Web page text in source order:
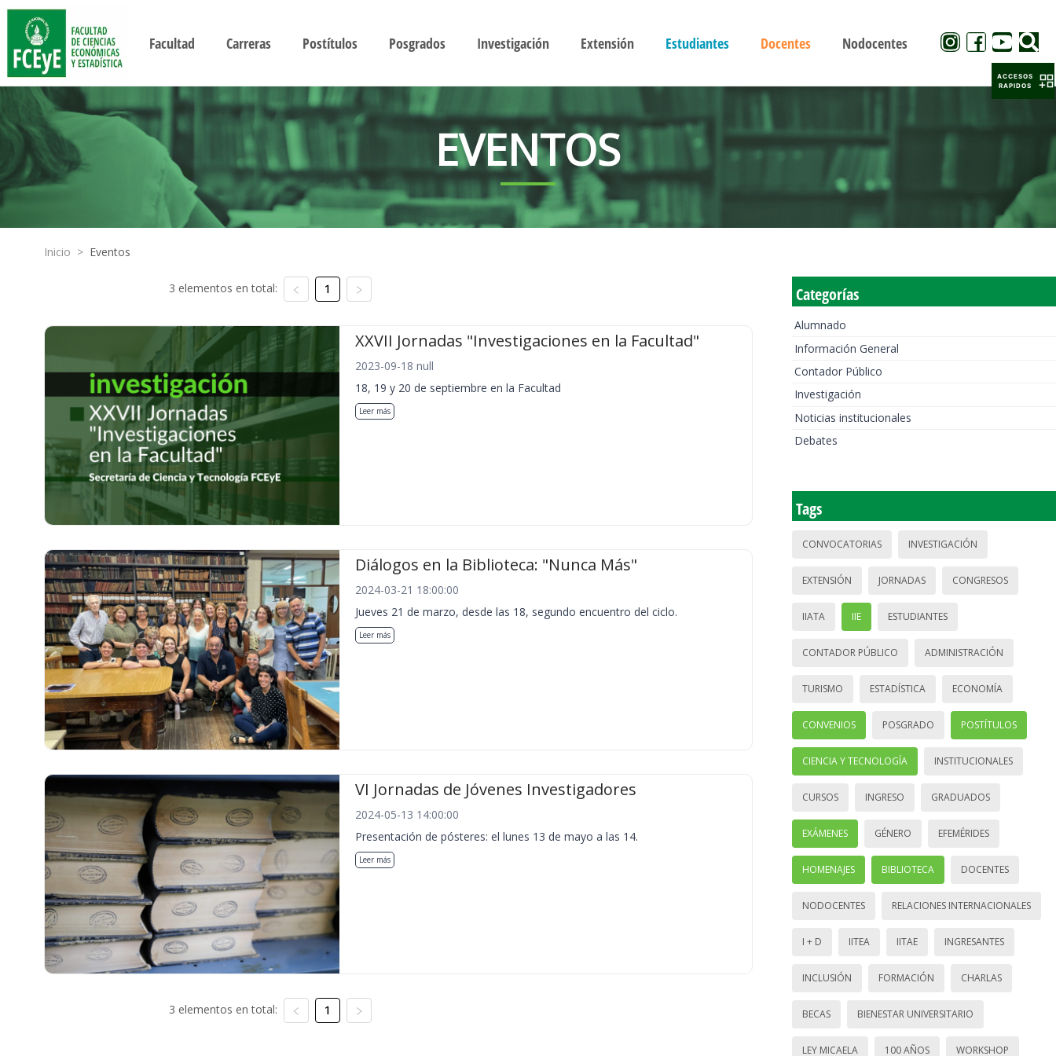
Facultad Carreras Postítulos Posgrados Investigación Extensión Estudiantes Docentes Nodocentes
EVENTOS
Inicio > Eventos
3 elementos en total: 1
XXVII Jornadas "Investigaciones en la Facultad"
2023-09-18 null
18, 19 y 20 de septiembre en la Facultad
Leer más
Diálogos en la Biblioteca: "Nunca Más"
2024-03-21 18:00:00
Jueves 21 de marzo, desde las 18, segundo encuentro del ciclo.
Leer más
VI Jornadas de Jóvenes Investigadores
2024-05-13 14:00:00
Presentación de pósteres: el lunes 13 de mayo a las 14.
Leer más
3 elementos en total: 1
Categorías
Alumnado
Información General
Contador Público
Investigación
Noticias institucionales
Debates
Tags
CONVOCATORIAS INVESTIGACIÓN
EXTENSIÓN JORNADAS CONGRESOS
IIATA IIE ESTUDIANTES
CONTADOR PÚBLICO ADMINISTRACIÓN
TURISMO ESTADÍSTICA ECONOMÍA
CONVENIOS POSGRADO POSTÍTULOS
CIENCIA Y TECNOLOGÍA INSTITUCIONALES
CURSOS INGRESO GRADUADOS
EXÁMENES GÉNERO EFEMÉRIDES
HOMENAJES BIBLIOTECA DOCENTES
NODOCENTES RELACIONES INTERNACIONALES
I + D IITEA IITAE INGRESANTES
INCLUSIÓN FORMACIÓN CHARLAS
BECAS BIENESTAR UNIVERSITARIO
LEY MICAELA 100 AÑOS WORKSHOP
ACCESOS
RAPIDOS